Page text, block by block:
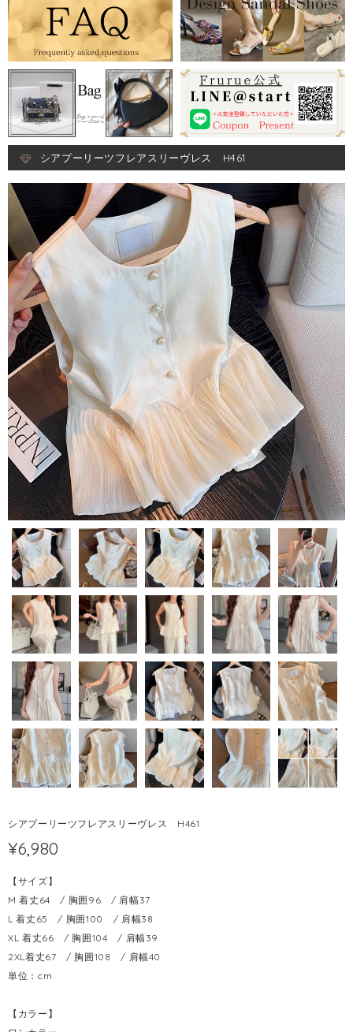
シアプーリーツフレアスリーヴレス H461
シアプーリーツフレアスリーヴレス H461
¥6,980
【サイズ】
M 着丈64 / 胸囲96 / 肩幅37
L 着丈65 / 胸囲100 / 肩幅38
XL 着丈66 / 胸囲104 / 肩幅39
2XL着丈67 / 胸囲108 / 肩幅40
単位：cm
【カラー】